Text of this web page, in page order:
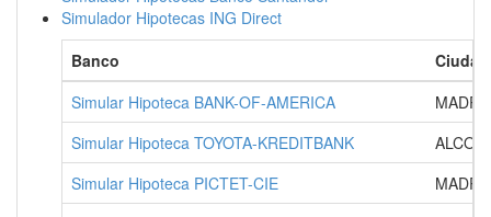
Simulador Hipotecas ING Direct
Banco
Ciudad
Simular Hipoteca BANK-OF-AMERICA
Simular Hipoteca TOYOTA-KREDITBANK
Simular Hipoteca PICTET-CIE